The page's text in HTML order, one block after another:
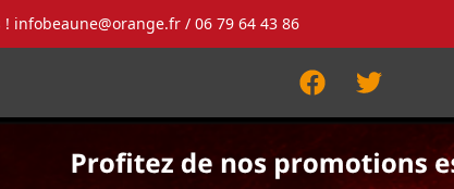
! infobeaune@orange.fr/ 06 79 64 43 86
FacebookTwitter